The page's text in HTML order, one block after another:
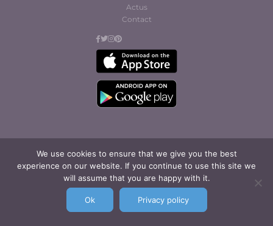
We use cookies to ensure that we give you the best
experience on our website. If you continue to use this site we
will assume that you are happy with it.
Ok Privacy policy
Actus
Contact
© Cofites 2023. All rights reserved.
Conditions générales
d’abonnement et
d’utilisation
Mentions légales